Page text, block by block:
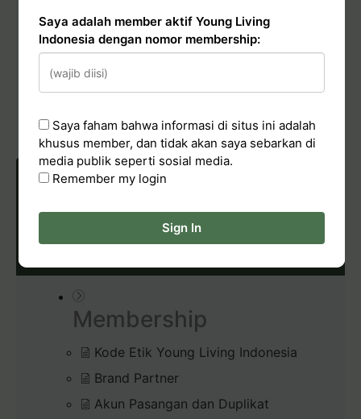
Transfer dana dari Account Credits
Conduct & Report
Pelaporan Pelanggaran
POLICIES & CONDUCT
Membership
Kode Etik Young Living Indonesia
Brand Partner
Akun Pasangan dan Duplikat
Saya adalah member aktif Young Living
Indonesia dengan nomor membership:
Saya faham bahwa informasi di situs ini adalah
khusus member, dan tidak akan saya sebarkan di
media publik seperti sosial media.
Remember my login
Sign In